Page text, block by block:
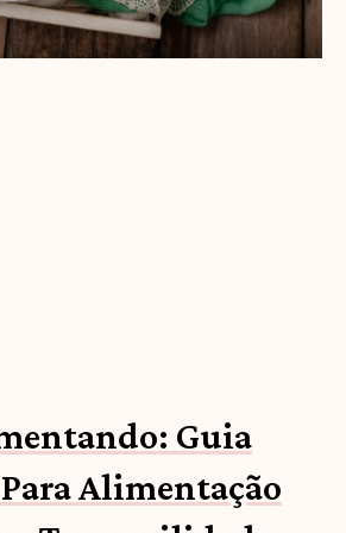
Guia
Alimentação